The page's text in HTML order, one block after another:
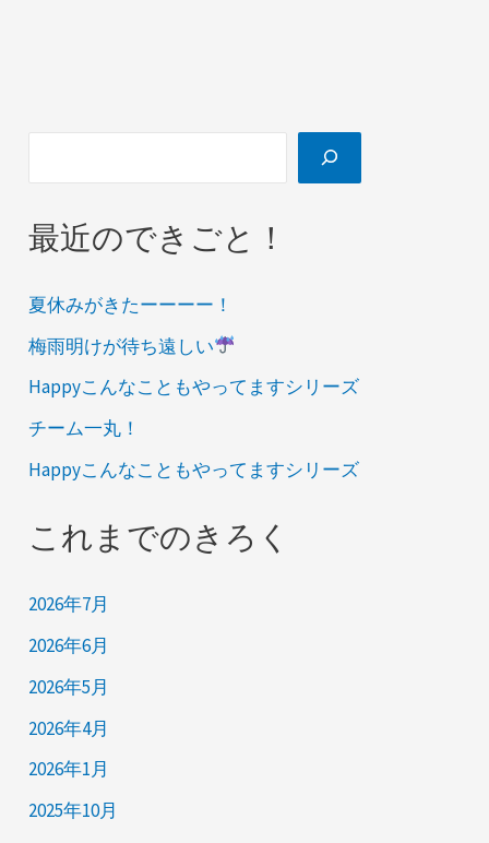
最近のできごと！
夏休みがきたーーーー！
梅雨明けが待ち遠しい
Happyこんなこともやってますシリーズ
チーム一丸！
Happyこんなこともやってますシリーズ
これまでのきろく
2026年7月
2026年6月
2026年5月
2026年4月
2026年1月
2025年10月